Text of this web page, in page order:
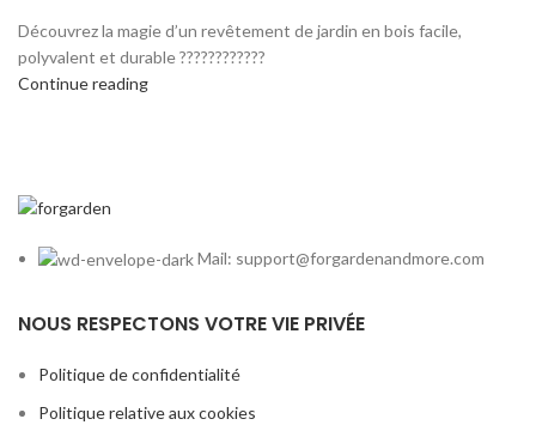
Découvrez la magie d’un revêtement de jardin en bois facile,
polyvalent et durable ????????????
Continue reading
Mail: support@forgardenandmore.com
NOUS RESPECTONS VOTRE VIE PRIVÉE
Politique de confidentialité
Politique relative aux cookies